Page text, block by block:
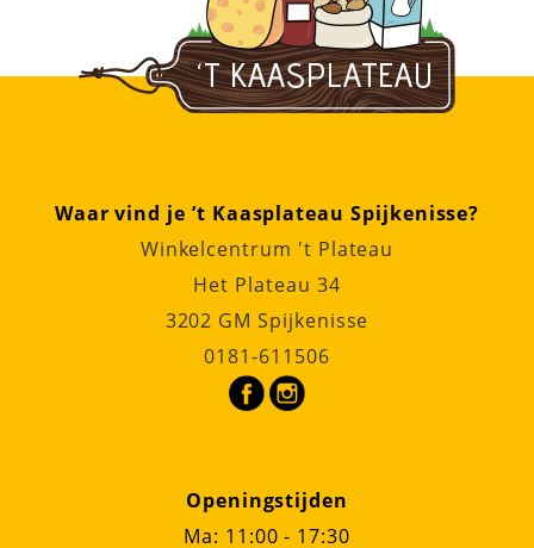
Waar vind je ’t Kaasplateau Spijkenisse?
Winkelcentrum 't Plateau
Het Plateau 34
3202 GM Spijkenisse
0181-611506
Openingstijden
Ma: 11:00 - 17:30